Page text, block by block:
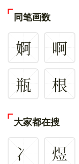
同笔画数
婀 啊
瓶
根
大家都在搜
冫 煜